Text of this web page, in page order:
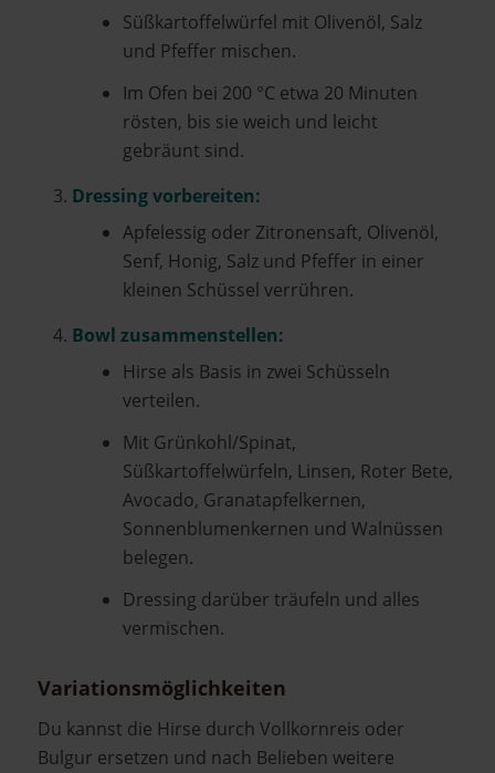
Süßkartoffelwürfel mit Olivenöl, Salz
und Pfeffer mischen.
Im Ofen bei 200 °C etwa 20 Minuten
rösten, bis sie weich und leicht
gebräunt sind.
Dressing vorbereiten:
Apfelessig oder Zitronensaft, Olivenöl,
Senf, Honig, Salz und Pfeffer in einer
kleinen Schüssel verrühren.
Bowl zusammenstellen:
Hirse als Basis in zwei Schüsseln
verteilen.
Mit Grünkohl/Spinat,
Süßkartoffelwürfeln, Linsen, Roter Bete,
Avocado, Granatapfelkernen,
Sonnenblumenkernen und Walnüssen
belegen.
Dressing darüber träufeln und alles
vermischen.
Variationsmöglichkeiten
Du kannst die Hirse durch Vollkornreis oder
Bulgur ersetzen und nach Belieben weitere